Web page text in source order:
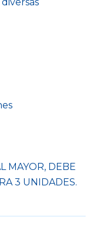
MAYOR, DEBE
3 UNIDADES.